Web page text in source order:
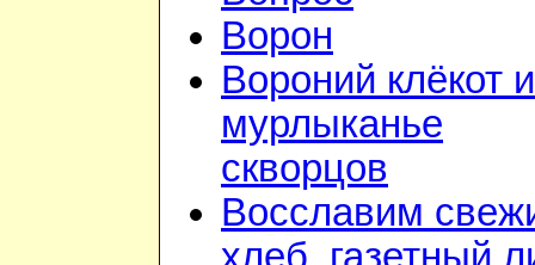
Ворон
Вороний клёкот и
мурлыканье
скворцов
Восславим